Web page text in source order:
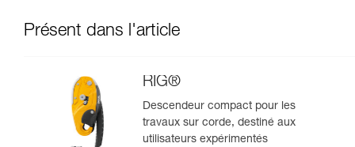
Présent dans l'article
RIG®
Descendeur compact pour les
travaux sur corde, destiné aux
utilisateurs expérimentés